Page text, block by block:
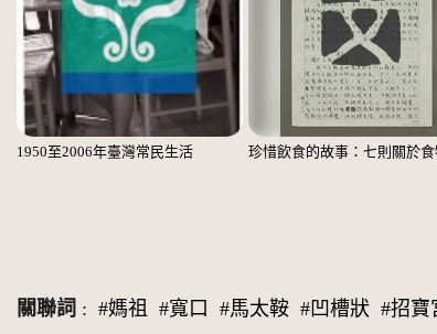
1950至2006年臺灣常民生活
關聯詞 : #媽祖 #寬口 #馬太鞍 #凹槽狀 #招寶